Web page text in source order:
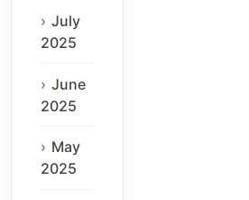
July
2025
June
2025
May
2025